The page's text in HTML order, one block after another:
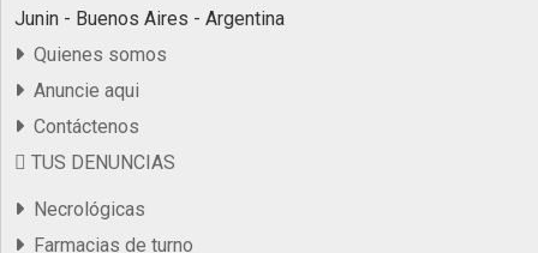
Junin - Buenos Aires - Argentina
Quienes somos
Anuncie aqui
Contáctenos
TUS DENUNCIAS
Necrológicas
Farmacias de turno